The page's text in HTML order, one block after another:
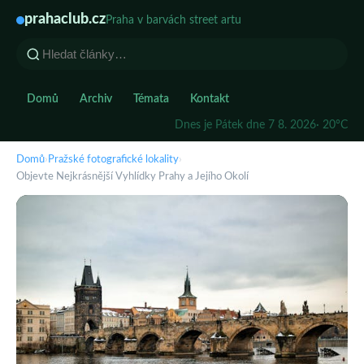
prahaclub.czPraha v barvách street artu
Domů Archiv Témata Kontakt
Dnes je Pátek dne 7 8. 2026· 20°C
Domů› Pražské fotografické lokality›
Objevte Nejkrásnější Vyhlídky Prahy a Jejího Okolí